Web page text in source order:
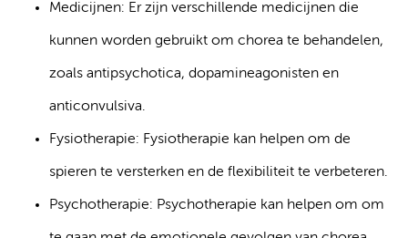
Medicijnen: Er zijn verschillende medicijnen die
kunnen worden gebruikt om chorea te behandelen,
zoals antipsychotica, dopamineagonisten en
anticonvulsiva.
Fysiotherapie: Fysiotherapie kan helpen om de
spieren te versterken en de flexibiliteit te verbeteren.
Psychotherapie: Psychotherapie kan helpen om om